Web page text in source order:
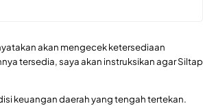
akan mengecek ketersediaan
tersedia, saya akan instruksikan agar Siltap
keuangan daerah yang tengah tertekan.